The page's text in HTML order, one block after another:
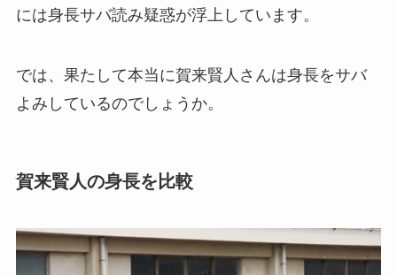
には身長サバ読み疑惑が浮上しています。
では、果たして本当に賀来賢人さんは身長をサバ
よみしているのでしょうか。
賀来賢人の身長を比較